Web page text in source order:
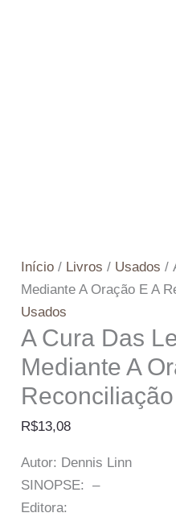
Início / Livros / Usados /
Mediante A Oração E A
Usados
A Cura Das
Mediante A
Reconciliação
R$13,08
Autor: Dennis Linn
SINOPSE: –
Editora: